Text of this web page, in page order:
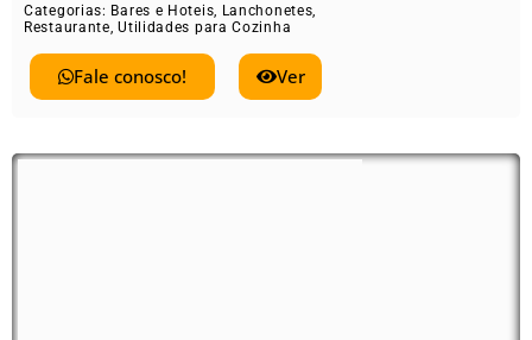
Categorias: Bares e Hoteis, Lanchonetes,
Restaurante,Utilidades para Cozinha
Fale conosco! Ver